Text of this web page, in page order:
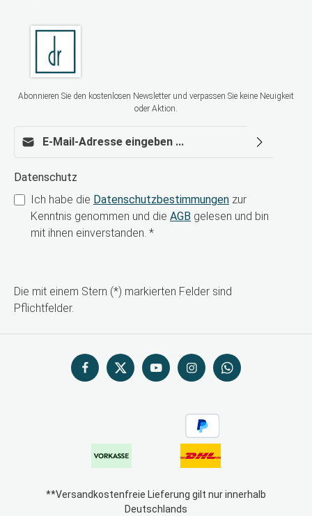
Abonnieren Sie den kostenlosen Newsletter und verpassen Sie keine Neuigkeit
oder Aktion.
Datenschutz
Ich habe die Datenschutzbestimmungen zur
Kenntnis genommen und die AGB gelesen und bin
mit ihnen einverstanden. *
Die mit einem Stern (*) markierten Felder sind
Pflichtfelder.
**Versandkostenfreie Lieferung gilt nur innerhalb
Deutschlands